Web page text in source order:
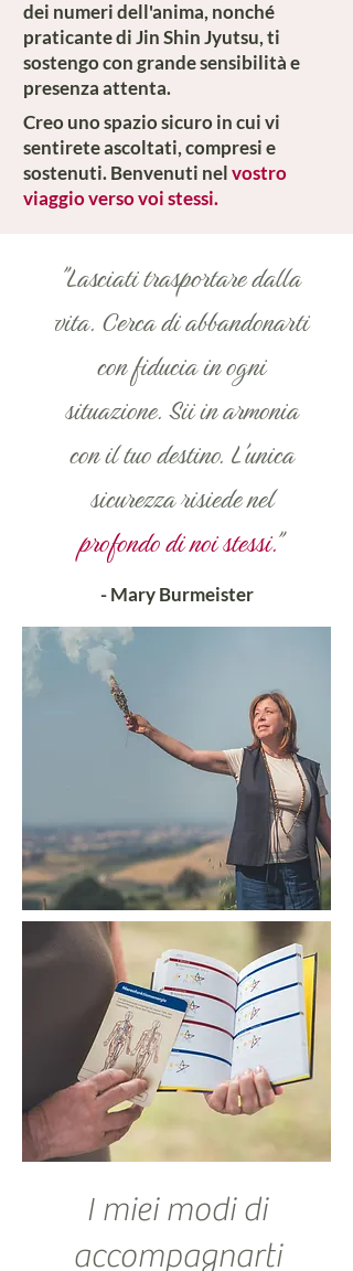
dei numeri dell'anima, nonché
praticante di Jin Shin Jyutsu, ti
sostengo con grande sensibilità e
presenza attenta.
Creo uno spazio sicuro in cui vi
sentirete ascoltati, compresi e
sostenuti. Benvenuti nelvostro
viaggio verso voi stessi.
"Lasciati trasportare dalla
vita. Cerca di abbandonarti
con fiducia in ogni
situazione. Sii in armonia
con il tuo destino. L'unica
sicurezza risiede nel
profondo di noi stessi."
- Mary Burmeister
I miei modi di
accompagnarti